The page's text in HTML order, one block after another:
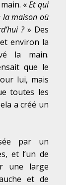
«Et qui
la maison où
?» Des
environ la
la main.
que le
lui, mais
toutes les
a créé un
par un
et l’un de
une large
et de